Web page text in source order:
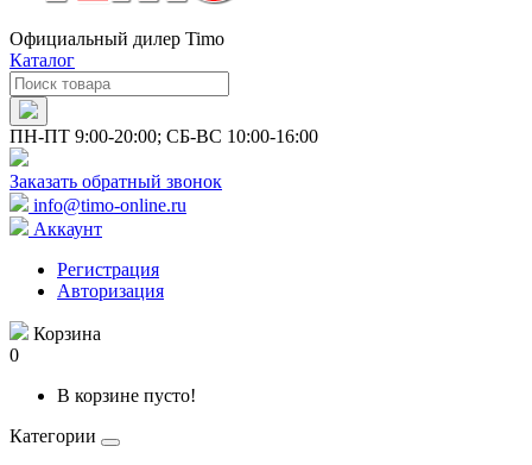
Официальный дилер Timo
Каталог
ПН-ПТ 9:00-20:00; СБ-ВС 10:00-16:00
Заказать обратный звонок
info@timo-online.ru
Аккаунт
Регистрация
Авторизация
Корзина
0
В корзине пусто!
Категории